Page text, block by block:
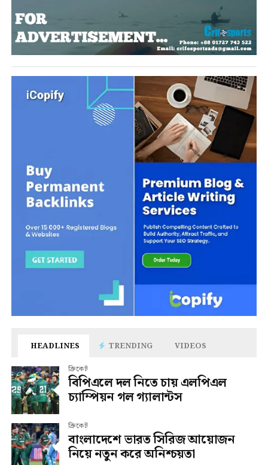
HEADLINES TRENDING VIDEOS
ক্রিকেট
বিপিএলে দল নিতে চায় এলপিএল
চ্যাম্পিয়ন গল গ্যালান্টস
ক্রিকেট
বাংলাদেশে ভারত সিরিজ আয়োজন
নিয়ে নতুন করে অনিশ্চয়তা